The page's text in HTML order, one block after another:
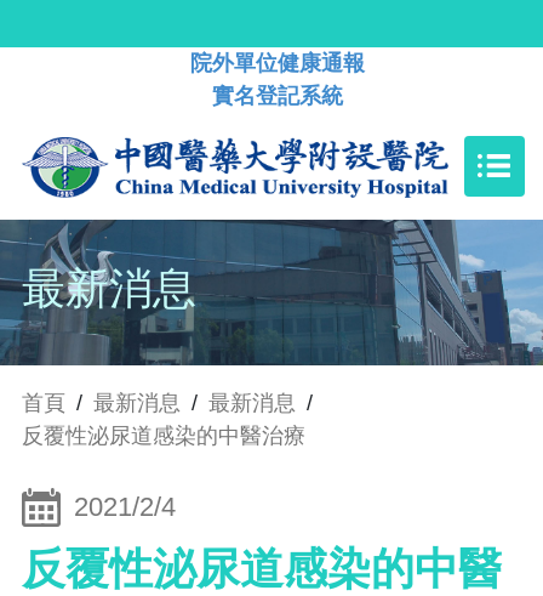
院外單位健康通報
實名登記系統
最新消息
首頁 / 最新消息 / 最新消息 /
反覆性泌尿道感染的中醫治療
2021/2/4
反覆性泌尿道感染的中醫